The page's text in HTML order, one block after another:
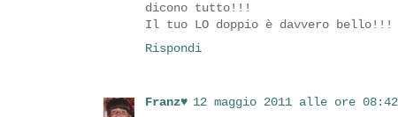
dicono tutto!!!
Il tuo LO doppio è davvero bello!!!
Rispondi
Franz♥ 12 maggio 2011 alle ore 08:42